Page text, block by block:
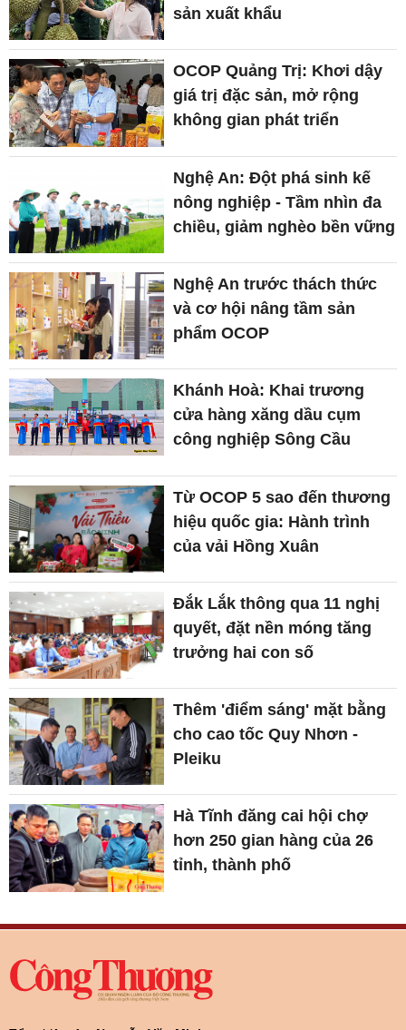
sản xuất khẩu
OCOP Quảng Trị: Khơi dậy
giá trị đặc sản, mở rộng
không gian phát triển
Nghệ An: Đột phá sinh kế
nông nghiệp - Tầm nhìn đa
chiều, giảm nghèo bền vững
Nghệ An trước thách thức
và cơ hội nâng tầm sản
phẩm OCOP
Khánh Hoà: Khai trương
cửa hàng xăng dầu cụm
công nghiệp Sông Cầu
Từ OCOP 5 sao đến thương
hiệu quốc gia: Hành trình
của vải Hồng Xuân
Đắk Lắk thông qua 11 nghị
quyết, đặt nền móng tăng
trưởng hai con số
Thêm 'điểm sáng' mặt bằng
cho cao tốc Quy Nhơn -
Pleiku
Hà Tĩnh đăng cai hội chợ
hơn 250 gian hàng của 26
tỉnh, thành phố